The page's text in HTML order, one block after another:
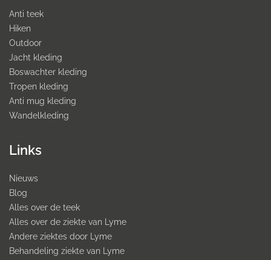
Anti teek
Hiken
Outdoor
Jacht kleding
Boswachter kleding
Tropen kleding
Anti mug kleding
Wandelkleding
Links
Nieuws
Blog
Alles over de teek
Alles over de ziekte van Lyme
Andere ziektes door Lyme
Behandeling ziekte van Lyme